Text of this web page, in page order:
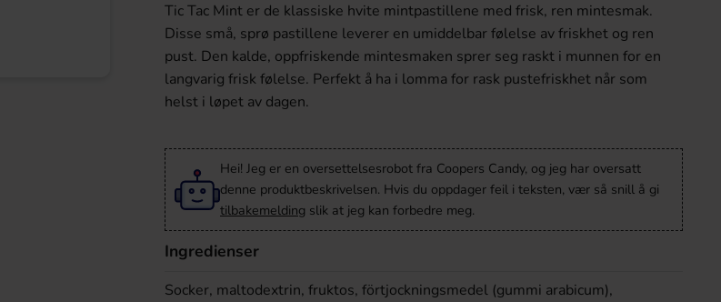
Tic Tac Mint er de klassiske hvite mintpastillene med frisk, ren mintesmak.
Disse små, sprø pastillene leverer en umiddelbar følelse av friskhet og ren
pust. Den kalde, oppfriskende mintesmaken sprer seg raskt i munnen for en
langvarig frisk følelse. Perfekt å ha i lomma for rask pustefriskhet når som
helst i løpet av dagen.
Hei! Jeg er en oversettelsesrobot fra Coopers Candy, og jeg har oversatt
denne produktbeskrivelsen. Hvis du oppdager feil i teksten, vær så snill å gi
tilbakemelding slik at jeg kan forbedre meg.
Ingredienser
Socker, maltodextrin, fruktos, förtjockningsmedel (gummi arabicum),